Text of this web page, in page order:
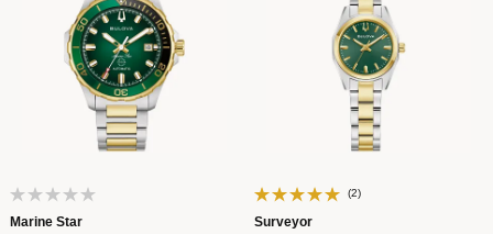
Marine Star
(2)
Surveyor